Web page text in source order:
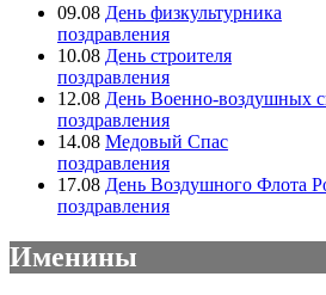
09.08 День физкультурника
поздравления
10.08 День строителя
поздравления
12.08 День Военно-воздушных
поздравления
14.08 Медовый Спас
поздравления
17.08 День Воздушного Флота
поздравления
Именины